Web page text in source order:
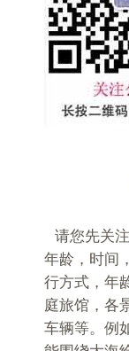
请您先关
年龄，时间
行方式，年
庭旅馆，各
车辆等。例